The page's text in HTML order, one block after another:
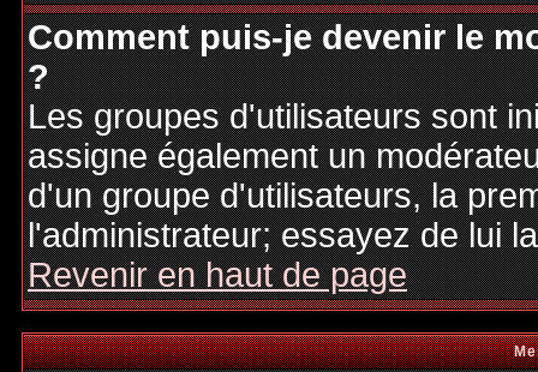
Comment puis-je devenir le
?
Les groupes d'utilisateurs sont
assigne également un
d'un groupe d'utilisateurs, la
l'administrateur; essayez de lui
Revenir en haut de page